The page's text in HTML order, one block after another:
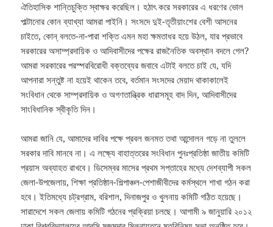
ঐতিহাসিক শান্তিচুক্তি স্বাক্ষর করেছিল। হঠাৎ করে সরকারের এ ধরণের ভোল
পাল্টানোর কোন ব্যাখ্যা আমরা পাইনি। সংসদে দুই-তৃতীয়াংশের বেশী আসনের
চাইতে, কোন্ বলতে-না-পারা শক্তি এমন মহা ক্ষমতাধর হয়ে উঠল, যার প্রভাবে
সরকারের অসাম্প্রদায়িক ও আদিবাসীদের পক্ষের রাজনৈতিক অবস্থান বদলে গেল?
আমরা সরকারের পরস্পরবিরোধী বক্তব্যের জবাবে এটাই বলতে চাই যে, যদি
আপনারা সন্তুষ্ট না হয়েই থাকেন তবে, বর্তমান সংসদের মেয়াদ থাকাকালেই
সংবিধান থেকে সাম্প্রদায়িক ও অগণতান্ত্রিক ধারাসমূহ বাদ দিন, আদিবাসীদের
সাংবিধানিক স্বীকৃতি দিন।
আমরা জানি যে, আমাদের দাবির পক্ষে প্রবল জনমত তথা আন্দোলন গড়ে না তুললে
সরকার দাবি মানবে না। এ লক্ষ্যে বাহাত্তরের সংবিধান পুনঃপ্রতিষ্ঠা জাতীয় কমিটি
প্রয়াস অব্যাহত রাখবে। ডিসেম্বর মাসের প্রথম সপ্তাহের মধ্যে দেশব্যাপী সকল
জেলা-উপজেলায়, শিক্ষা প্রতিষ্ঠান-শিল্পাঞ্চল-পেশাজীবীদের কর্মস্থলে শাখা গঠন করা
হবে। ইতিমধ্যে চট্রগ্রাম, বরিশাল, দিনাজপুর ও খুলনায় কমিটি গঠিত হয়েছে।
সারাদেশে সকল জেলায় কমিটি গঠনের প্রক্রিয়া চলছে। আগামী ৯ জানুয়ারি ২০১২